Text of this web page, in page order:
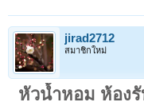
jirad2712
สมาชิกใหม่
หัวน้ำหอม ห้อง